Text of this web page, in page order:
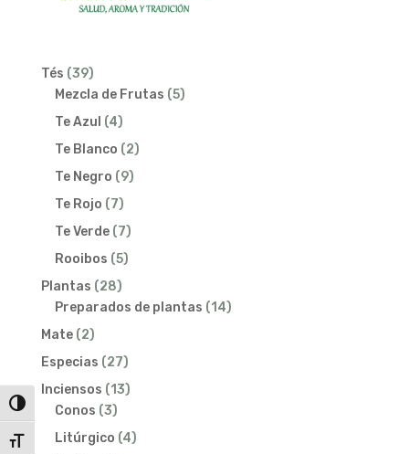
Alternar alto contraste
Alternar tamaño de letra
Tés 3939
productos
Mezcla de Frutas 55
Te Azul 44
productos
Te Blanco 22
productos
Te Negro 99
Te Rojo 77
productos
Te Verde 77
productos
Rooibos 55
Plantas 2828
productos
Preparados de plantas 1414
Mate 22
productos
Especias 2727
productos
Inciensos 1313
Conos 33
productos
Litúrgico 44